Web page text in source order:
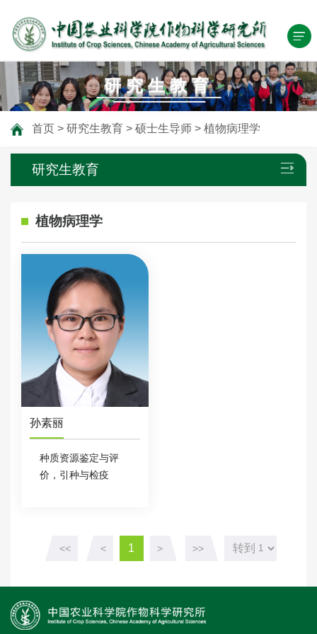
研究生教育
首页 > 研究生教育 > 硕士生导师 > 植物病理学
研究生教育
植物病理学
孙素丽
种质资源鉴定与评
价，引种与检疫
<< < 1 > >> 转到